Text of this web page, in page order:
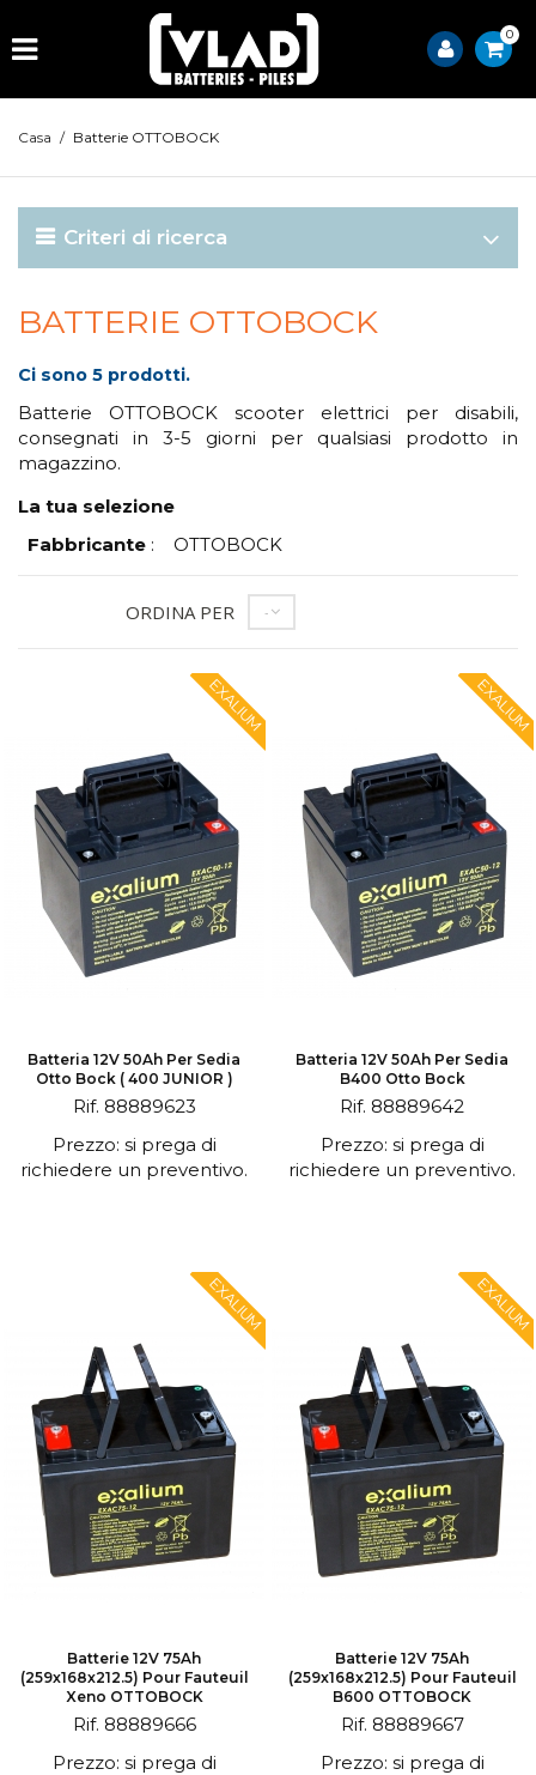
0
Casa / Batterie OTTOBOCK
Criteri di ricerca
BATTERIE OTTOBOCK
Ci sono 5 prodotti.
Batterie OTTOBOCK scooter elettrici per disabili,
consegnati in 3-5 giorni per qualsiasi prodotto in
magazzino.
La tua selezione
Fabbricante : OTTOBOCK
ORDINA PER --
EXALIUM
Batteria 12V 50Ah Per Sedia
Otto Bock ( 400 JUNIOR )
Rif. 88889623
Prezzo: si prega di
richiedere un preventivo.
EXALIUM
Batteria 12V 50Ah Per Sedia
B400 Otto Bock
Rif. 88889642
Prezzo: si prega di
richiedere un preventivo.
EXALIUM
Batterie 12V 75Ah
(259x168x212.5) Pour Fauteuil
Xeno OTTOBOCK
Rif. 88889666
Prezzo: si prega di
EXALIUM
Batterie 12V 75Ah
(259x168x212.5) Pour Fauteuil
B600 OTTOBOCK
Rif. 88889667
Prezzo: si prega di